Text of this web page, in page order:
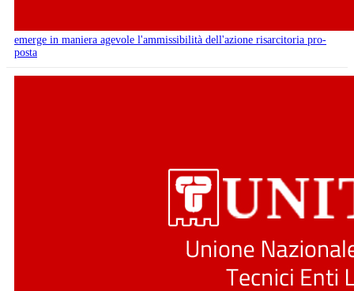
emerge in maniera agevole l'ammissibilità dell'azione risarcitoria pro-
posta